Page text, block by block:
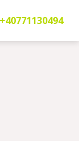
+40771130494